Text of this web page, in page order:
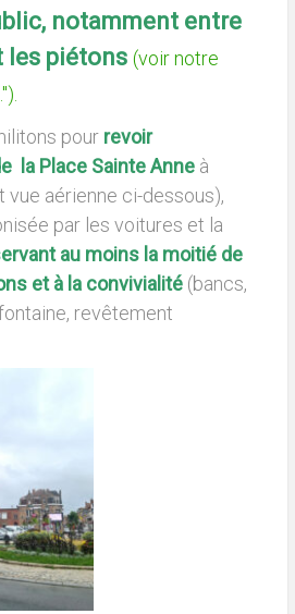
notamment entre
les piétons (voir notre
pour revoir
la Place Sainte Anneà
vue aérienne ci-dessous),
par les voitures et la
au moins la moitié de
et à la convivialité(bancs,
revêtement